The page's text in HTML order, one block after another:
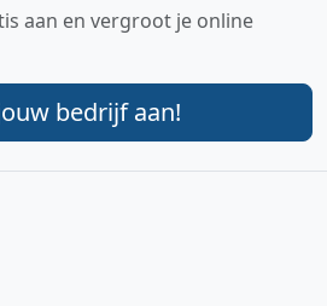
aan en vergroot je online
bedrijf aan!